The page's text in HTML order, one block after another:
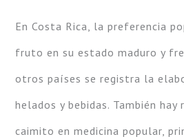
En Costa Rica, la preferencia
fruto en su estado maduro y
otros países se registra la
helados y bebidas. También
caimito en medicina popular,